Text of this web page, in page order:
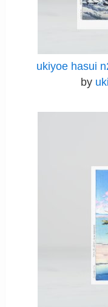
ukiyoe hasui
by